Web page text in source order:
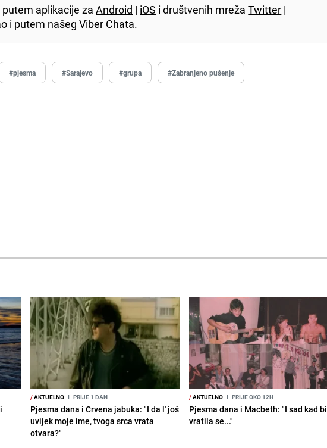
aplikacije zaAndroid | iOS i društvenih mrežaTwitter |
i putem našegViber Chata.
#pjesma #Sarajevo #grupa #Zabranjeno pušenje
/AKTUELNO I PRIJE 1 DAN
Pjesma dana i Crvena jabuka: "I da l' još
uvijek moje ime, tvoga srca vrata
otvara?"
/AKTUELNO I PRIJE OKO 12H
Pjesma dana i Macbeth: "I sad kad bi
vratila se..."